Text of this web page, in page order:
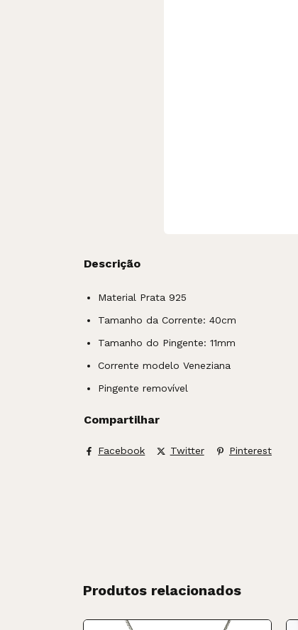
Descrição
Material Prata 925
Tamanho da Corrente: 40cm
Tamanho do Pingente: 11mm
Corrente modelo Veneziana
Pingente removível
Compartilhar
Facebook Twitter Pinterest
Produtos relacionados